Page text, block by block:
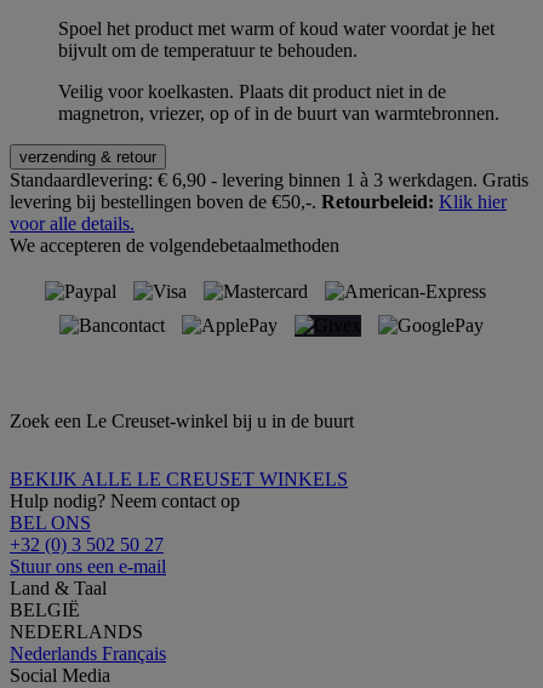
Spoel het product met warm of koud water voordat je het
bijvult om de temperatuur te behouden.
Veilig voor koelkasten. Plaats dit product niet in de
magnetron, vriezer, op of in de buurt van warmtebronnen.
verzending & retour
Standaardlevering: € 6,90 - levering binnen 1 à 3 werkdagen. Gratis
levering bij bestellingen boven de €50,-. Retourbeleid: Klik hier
voor alle details.
We accepteren de volgendebetaalmethoden
Zoek een Le Creuset-winkel bij u in de buurt
BEKIJK ALLE LE CREUSET WINKELS
Hulp nodig? Neem contact op
BEL ONS
+32 (0) 3 502 50 27
Stuur ons een e-mail
Land & Taal
BELGIË
NEDERLANDS
Nederlands Français
Social Media